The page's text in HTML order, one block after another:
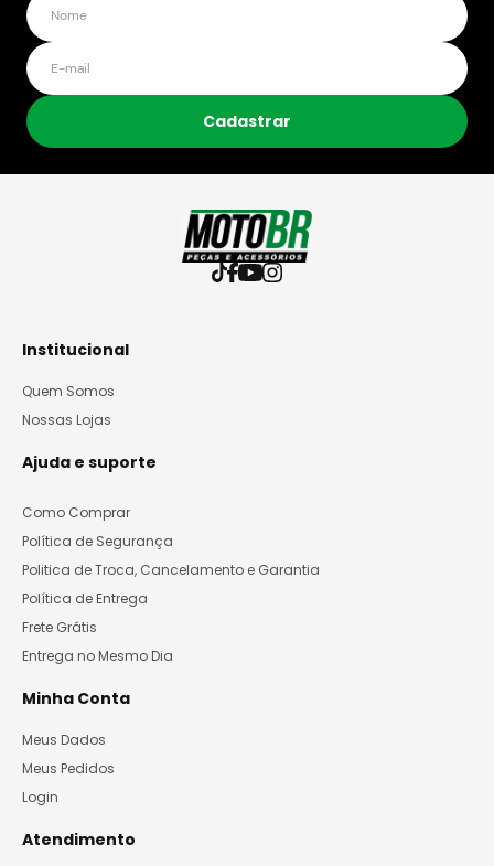
Cadastrar
Institucional
Quem Somos
Nossas Lojas
Ajuda e suporte
Como Comprar
Política de Segurança
Politica de Troca, Cancelamento e Garantia
Política de Entrega
Frete Grátis
Entrega no Mesmo Dia
Minha Conta
Meus Dados
Meus Pedidos
Login
Atendimento